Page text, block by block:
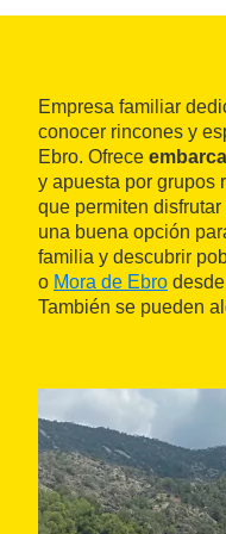
Empresa familiar
conocer rincones y
Ebro. Ofrece
y apuesta por grupos
que permiten
una buena opción
familia y descubrir
o Mora de Ebro
También se pueden